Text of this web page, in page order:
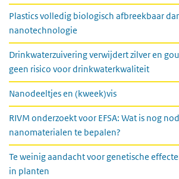
Plastics volledig biologisch afbreekbaar
nanotechnologie
Drinkwaterzuivering verwijdert zilver en
geen risico voor drinkwaterkwaliteit
Nanodeeltjes en (kweek)vis
RIVM onderzoekt voor EFSA: Wat is nog
nanomaterialen te bepalen?
Te weinig aandacht voor genetische
in planten